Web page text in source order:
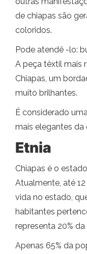
de chiapas são
coloridos.
Pode atendê -lo:
A peça têxtil mais
Chiapas, um
muito brilhantes.
É considerado
mais elegantes da
Etnia
Chiapas é o
Atualmente, até
vida no estado,
habitantes
representa 20%
Apenas 65% da